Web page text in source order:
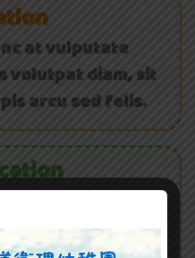
at vulputate
diam, sit
arcu sed felis.
Cras et nibh orci.
ldiam obortis,